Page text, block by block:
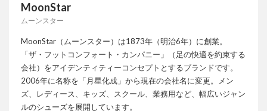
MoonStar
ムーンスター
MoonStar（ムーンスター）は1873年（明治6年）に創業。
「ザ・フットコンフォート・カンパニー」（足の快適を約束する
会社）をアイデンティティーコンセプトとするブランドです。
2006年に名称を「月星化成」から現在の会社名に変更。メン
ズ、レディース、キッズ、スクール、業務用など、幅広いジャン
ルのシューズを展開しています。